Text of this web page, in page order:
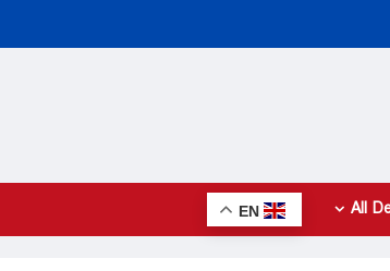
All
EN